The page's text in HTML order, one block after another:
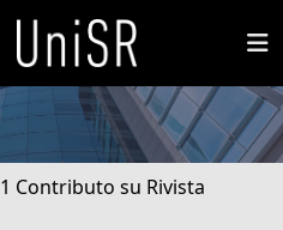
1 Contributo su Rivista